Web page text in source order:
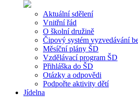
Aktuální sdělení
Vnitřní řád
O školní družině
Čipový systém vyzvedávání
Měsíční plány ŠD
Vzdělávací program ŠD
Přihláška do ŠD
Otázky a odpovědi
Podpořte aktivity dětí
Jídelna